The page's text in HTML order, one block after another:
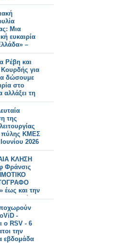
Μια
ευκαιρία
–
του
Ρέβη και
για
δώσουμε
στο
αλλάξει τη
της
πύλης ΚΜΕΣ
2026
ΚΛΗΣΗ
Φράνσις
έως και την
Απριλίου
-
ο RSV - 6
την
εβδομάδα